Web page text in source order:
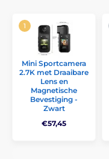
Mini Sportcamera
2.7K met Draaibare
Lens en
Magnetische
Bevestiging -
Zwart
€57,45